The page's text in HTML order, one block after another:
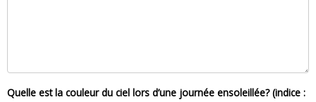
Quelle est la couleur du ciel lors d’une journée ensoleillée? (indice :